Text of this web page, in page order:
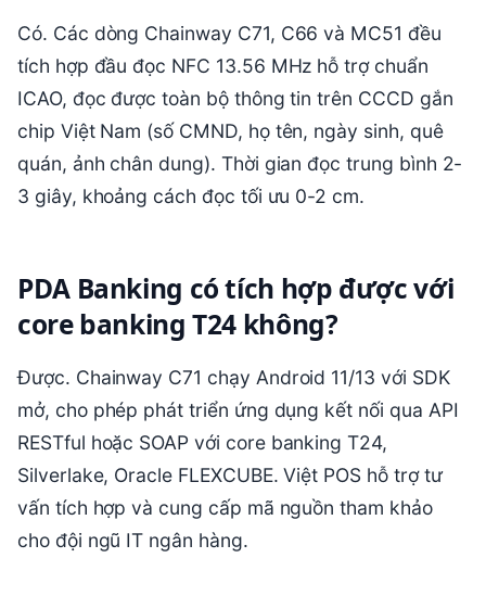
Có. Các dòng Chainway C71, C66 và MC51 đều
tích hợp đầu đọc NFC 13.56 MHz hỗ trợ chuẩn
ICAO, đọc được toàn bộ thông tin trên CCCD gắn
chip Việt Nam (số CMND, họ tên, ngày sinh, quê
quán, ảnh chân dung). Thời gian đọc trung bình 2-
3 giây, khoảng cách đọc tối ưu 0-2 cm.
PDA Banking có tích hợp được với
core banking T24 không?
Được. Chainway C71 chạy Android 11/13 với SDK
mở, cho phép phát triển ứng dụng kết nối qua API
RESTful hoặc SOAP với core banking T24,
Silverlake, Oracle FLEXCUBE. Việt POS hỗ trợ tư
vấn tích hợp và cung cấp mã nguồn tham khảo
cho đội ngũ IT ngân hàng.